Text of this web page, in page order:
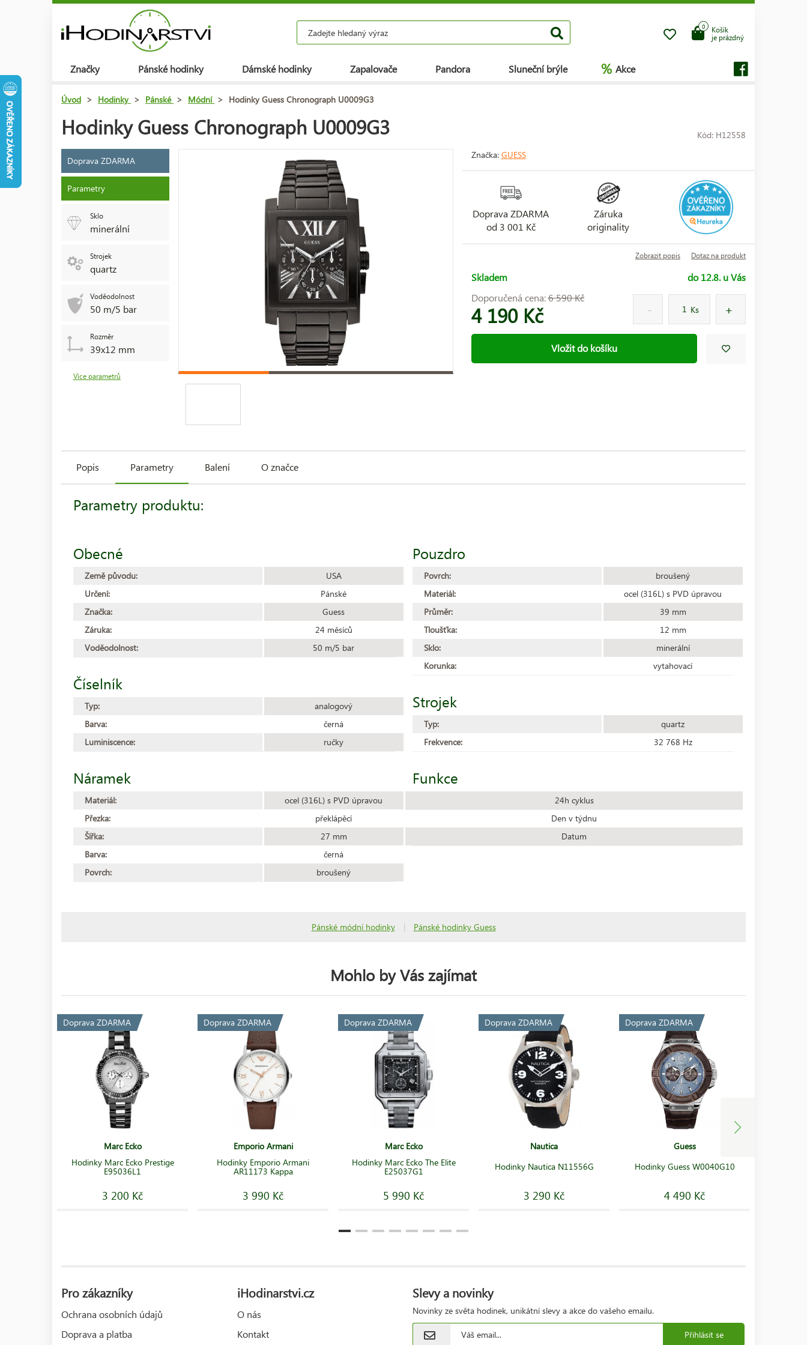
Košík
je prázdný
0
Značky Pánské hodinky Dámské hodinky Zapalovače Pandora Sluneční brýle % Akce
Úvod > Hodinky > Pánské > Módní > Hodinky Guess Chronograph U0009G3
Hodinky Guess Chronograph U0009G3 Kód: H12558
Doprava ZDARMA
Parametry
Sklo
minerální
Strojek
quartz
Voděodolnost
50 m/5 bar
Rozměr
39x12 mm
Více parametrů
Značka: GUESS
Doprava ZDARMA
od 3 001 Kč
Záruka
originality
Zobrazit popis Dotaz na produkt
Skladem
do 12.8. u Vás
Doporučená cena:6 590 Kč
4 190 Kč Ks
Vložit do košíku
Popis Parametry Balení O značce
Parametry produktu:
Obecné
Země původu:
USA
Určení:
Pánské
Značka:
Guess
Záruka:
24 měsíců
Voděodolnost:
50 m/5 bar
Číselník
Typ:
analogový
Barva:
černá
Luminiscence:
ručky
Náramek
Materiál:
ocel (316L) s PVD úpravou
Přezka:
překlápěcí
Šířka:
27 mm
Barva:
černá
Povrch:
broušený
Pouzdro
Povrch:
broušený
Materiál:
ocel (316L) s PVD úpravou
Průměr:
39 mm
Tloušťka:
12 mm
Sklo:
minerální
Korunka:
vytahovací
Strojek
Typ:
quartz
Frekvence:
32 768 Hz
Funkce
24h cyklus
Den v týdnu
Datum
Pánské módní hodinky | Pánské hodinky Guess
Mohlo by Vás zajímat
Doprava ZDARMA
Marc Ecko
Hodinky Marc Ecko Prestige
E95036L1
3 200 Kč
Doprava ZDARMA
Emporio Armani
Hodinky Emporio Armani
AR11173 Kappa
3 990 Kč
Doprava ZDARMA
Marc Ecko
Hodinky Marc Ecko The Elite
E25037G1
5 990 Kč
Doprava ZDARMA
Nautica
Hodinky Nautica N11556G
3 290 Kč
Doprava ZDARMA
Guess
Hodinky Guess W0040G10
4 490 Kč
Pro zákazníky
Ochrana osobních údajů
Doprava a platba
iHodinarstvi.cz
O nás
Kontakt
Slevy a novinky
Novinky ze světa hodinek, unikátní slevy a akce do vašeho emailu.
Přihlásit se